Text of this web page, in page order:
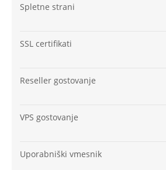
Spletne strani
SSL certifikati
Reseller gostovanje
VPS gostovanje
Uporabniški vmesnik